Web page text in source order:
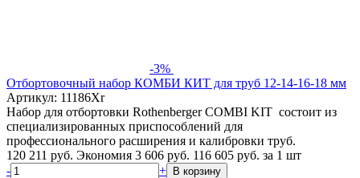
-3%
Отбортовочный набор КОМБИ КИТ для труб 12-14-16-18 мм
Артикул: 11186Xr
Набор для отбортовки Rothenberger COMBI KIT состоит из
специализированных приспособлений для
профессионального расширения и калибровки труб.
120 211 руб. Экономия 3 606 руб. 116 605 руб. за 1 шт
-
+ В корзину